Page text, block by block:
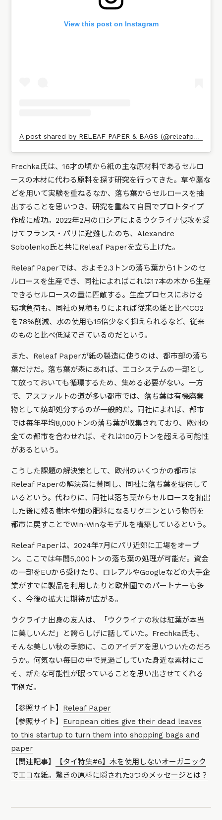
View this post on Instagram
A post shared by RELEAF PAPER & BAGS (@releafpaper)
Frechka氏は、16才の頃から紙の主な原材料であるセルロ
ースの木材に代わる原料を探す研究を行ってきた。草や藁な
どを用いて実験を重ねるなか、落ち葉からセルロースを抽
出することを思いつき、研究を重ねて自国でプロトタイプ
作成に成功。2022年2月のロシアによるウクライナ侵攻を受
けてフランス・パリに避難したのち、Alexandre
Sobolenko氏と共にReleaf Paperを立ち上げた。
Releaf Paperでは、およそ2.3トンの落ち葉から1トンのセ
ルロースを生産でき、同社によればこれは17本の木から生産
できるセルロースの量に匹敵する。生産プロセスにおける
環境負荷も、同社の見積もりによれば従来の紙と比べCO2
を78%削減、水の使用も15倍少なく抑えられるなど、従来
のものと比べ低減できているのだという。
また、Releaf Paperが紙の製造に使うのは、都市部の落ち
葉だけだ。落ち葉が森にあれば、エコシステムの一部とし
て放っておいても循環するため、集める必要がない。一方
で、アスファルトの道が多い都市では、落ち葉は有機廃棄
物として焼却処分するのが一般的だ。同社によれば、都市
では毎年平均8,000トンの落ち葉が収集されており、欧州の
全ての都市を合わせれば、それは100万トンを超える可能性
があるという。
こうした課題の解決策として、欧州のいくつかの都市は
Releaf Paperの解決策に賛同し、同社に落ち葉を提供して
いるという。代わりに、同社は落ち葉からセルロースを抽出
した後に残る樹木や畑の肥料になるリグニンという物質を
都市に戻すことでWin-Winなモデルを構築しているという。
Releaf Paperは、2024年7月にパリ近郊に工場をオープ
ン。ここでは年間5,000トンの落ち葉の処理が可能だ。資金
の一部をEUから受けたり、ロレアルやGoogleなどの大手企
業がすでに製品を利用したりと欧州圏でのパートナーも多
く、今後の拡大に期待が広がる。
ウクライナ出身の友人は、「ウクライナの秋は紅葉が本当
に美しいんだ」と誇らしげに話していた。Frechka氏も、
そんな美しい秋の季節に、このアイデアを思いついたのだろ
うか。何気ない毎日の中で見過ごしていた身近な素材にこ
そ、新たな可能性が眠っていることを思い出させてくれる
事例だ。
【参照サイト】 Releaf Paper
【参照サイト】 European cities give their dead leaves
to this startup to turn them into shopping bags and
paper
【関連記事】
【タイ特集#6】木を使用しないオーガニック
でエコな紙。驚きの原料に隠された3つのメッセージとは？